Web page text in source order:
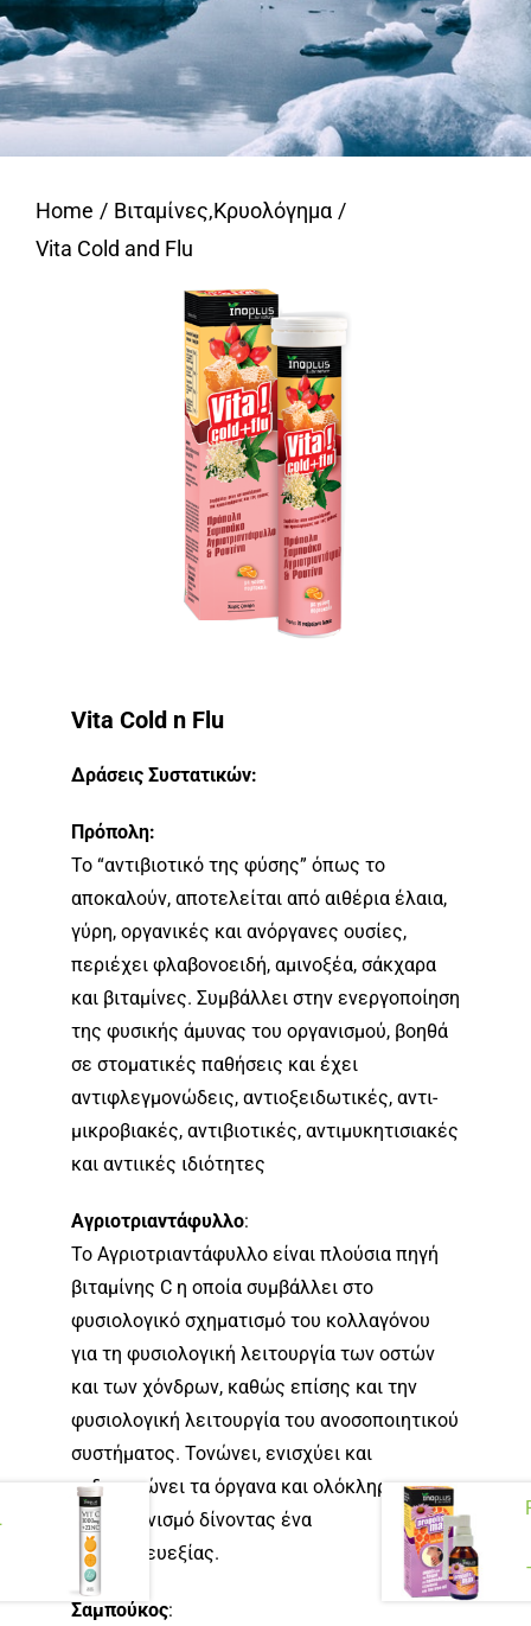
Home Βιταμίνες,Κρυολόγημα
Vita Cold and Flu
Vita Cold n Flu
Δράσεις Συστατικών:
Πρόπολη:
Το “αντιβιοτικό της φύσης” όπως το
αποκαλούν, αποτελείται από αιθέρια έλαια,
γύρη, οργανικές και ανόργανες ουσίες,
περιέχει φλαβονοειδή, αμινοξέα, σάκχαρα
και βιταμίνες. Συμβάλλει στην ενεργοποίηση
της φυσικής άμυνας του οργανισμού, βοηθά
σε στοματικές παθήσεις και έχει
αντιφλεγμονώδεις, αντιοξειδωτικές, αντι-
μικροβιακές, αντιβιοτικές, αντιμυκητισιακές
και αντιικές ιδιότητες
Αγριοτριαντάφυλλο:
Το Αγριοτριαντάφυλλο είναι πλούσια πηγή
βιταμίνης C η οποία συμβάλλει στο
φυσιολογικό σχηματισμό του κολλαγόνου
για τη φυσιολογική λειτουργία των οστών
και των χόνδρων, καθώς επίσης και την
φυσιολογική λειτουργία του ανοσοποιητικού
συστήματος. Τονώνει, ενισχύει και
ενδυναμώνει τα όργανα και ολόκληρο
τον οργανισμό δίνοντας ένα
αίσθημα ευεξίας.
Σαμπούκος: